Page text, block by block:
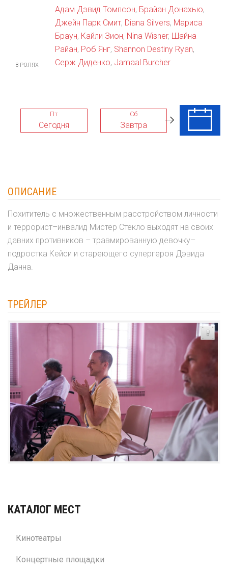
В РОЛЯХ
Адам Дэвид Томпсон, Брайан Донахью,
Джейн Парк Смит, Diana Silvers, Мариса
Браун, Кайли Зион, Nina Wisner, Шайна
Райан, Роб Янг, Shannon Destiny Ryan,
Серж Диденко, Jamaal Burcher
Пт
Сегодня
Сб
Завтра
Вс
ОПИСАНИЕ
Похититель с множественным расстройством личности
и террорист–инвалид Мистер Стекло выходят на своих
давних противников – травмированную девочку–
подростка Кейси и стареющего супергероя Дэвида
Данна.
ТРЕЙЛЕР
КАТАЛОГ МЕСТ
Кинотеатры
Концертные площадки